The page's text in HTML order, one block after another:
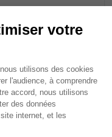
• 1er étage
votre
duutilisons des cookies
l'audience, à comprendre
accord, nous utilisons
des données
internet, et les